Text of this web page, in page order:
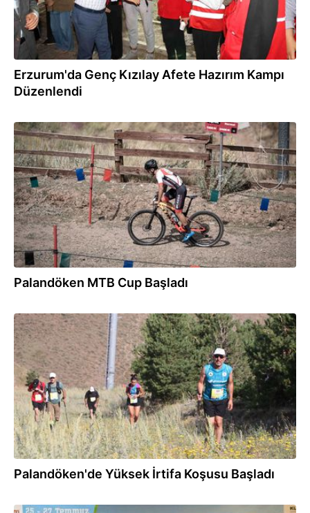
Erzurum'da Genç Kızılay Afete Hazırım Kampı
Düzenlendi
02.08.2025
Palandöken MTB Cup Başladı
25.07.2025
Palandöken'de Yüksek İrtifa Koşusu Başladı